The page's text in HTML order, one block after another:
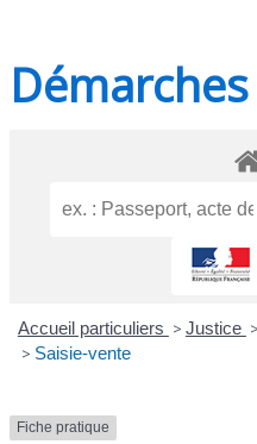
Accueil particuliers > Justice >
> Saisie-vente
Fiche pratique